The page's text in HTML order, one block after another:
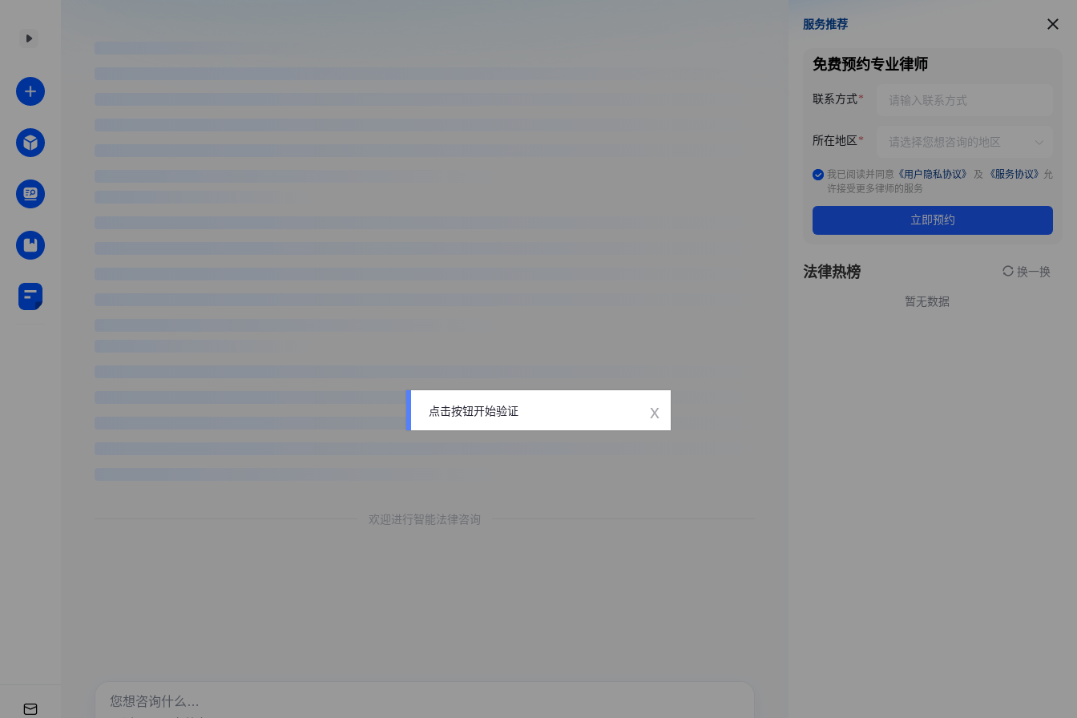
欢迎进行智能法律咨询
服务推荐
服务推荐
免费预约专业律师
联系方式
所在地区
我已阅读并同意 《用户隐私协议》 及 《服务协议》 允
许接受更多律师的服务
立即预约
法律热榜 换一换
暂无数据
点击按钮开始验证 x